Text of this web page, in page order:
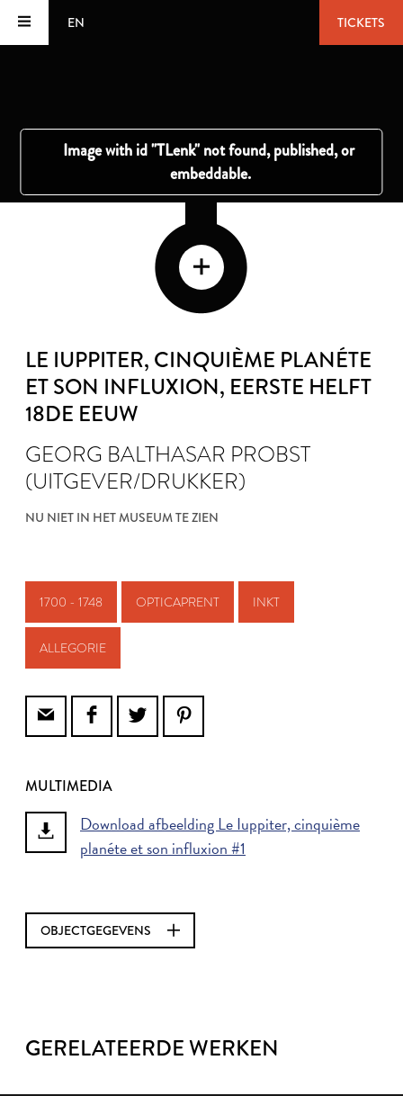
EN TICKETS
LE IUPPITER, CINQUIÈME PLANÉTE
ET SON INFLUXION, EERSTE HELFT
18DE EEUW
GEORG BALTHASAR PROBST
(UITGEVER/DRUKKER)
NU NIET IN HET MUSEUM TE ZIEN
1700 - 1748 OPTICAPRENT INKT
ALLEGORIE
MULTIMEDIA
Download afbeelding Le Iuppiter, cinquième
planéte et son influxion #1
OBJECTGEGEVENS
GERELATEERDE WERKEN